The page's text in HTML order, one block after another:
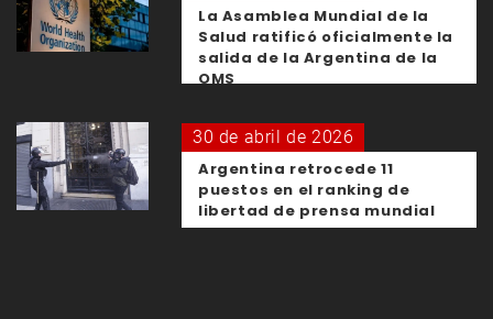
La Asamblea Mundial de la
Salud ratificó oficialmente la
salida de la Argentina de la
OMS
30 de abril de 2026
Argentina retrocede 11
puestos en el ranking de
libertad de prensa mundial